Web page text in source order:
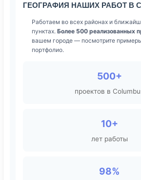
ГЕОГРАФИЯ НАШИХ РАБОТ В
Работаем во всех районах и
пунктах. Более 500 реализованных
вашем городе — посмотрите
портфолио.
500+
проектов в
10+
лет работы
98%